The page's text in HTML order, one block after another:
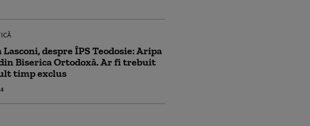
Lasconi, despre ÎPS Teodosie: Aripa
Biserica Ortodoxă. Ar fi trebuit
timp exclus